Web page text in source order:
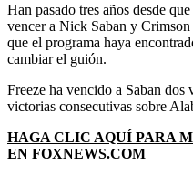
Han pasado tres años desde
vencer a Nick Saban y
que el programa haya
cambiar el guión.
Freeze ha vencido a Saban dos
victorias consecutivas sobre
HAGA CLIC AQUÍ PARA
EN FOXNEWS.COM